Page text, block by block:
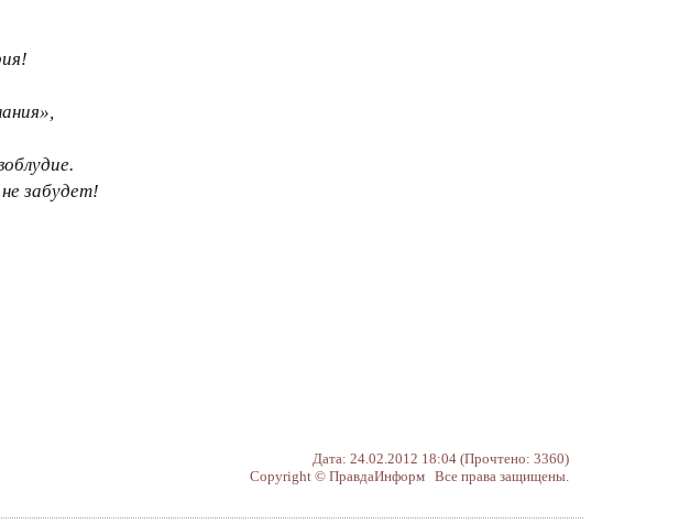
забудет!
Дата: 24.02.2012 18:04 (Прочтено: 3360)
Copyright © ПравдаИнформ Все права защищены.